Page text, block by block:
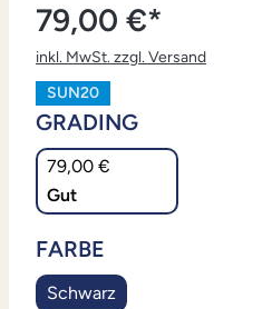
79,00 €*
inkl. MwSt. zzgl. Versand
SUN20
GRADINGAUSWÄHLEN
79,00 €
Gut
FARBE
Schwarz